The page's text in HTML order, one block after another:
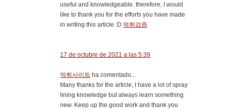
useful and knowledgeable. therefore, I would
like to thank you for the efforts you have made
in writing this article :D 먹튀검증
17 de octubre de 2021 a las 5:39
먹튀사이트 ha comentado...
Many thanks for the article, I have a lot of spray
lining knowledge but always learn something
new. Keep up the good work and thank you